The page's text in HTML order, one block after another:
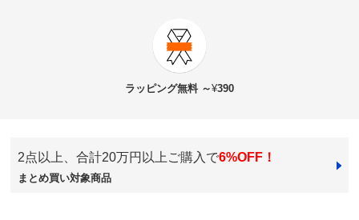
ラタン蓋つき収納ボックス 約幅40奥行30高さ20cm
価格 ¥19,800税込 ¥18,000 税抜
送料・送料種
基本配送料：¥
ラッピング無料 ～¥390
2点以上、合計20万円以上ご購入で6%OFF！
まとめ買い対象商品